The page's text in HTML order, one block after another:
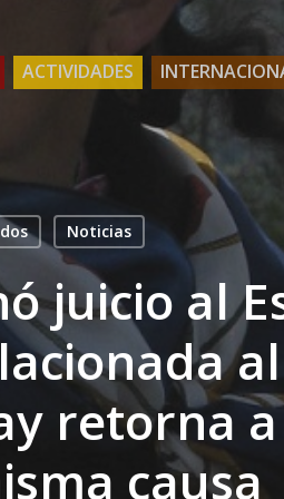
ACTIVIDADES
Noticias
juicio al
retorna
causa